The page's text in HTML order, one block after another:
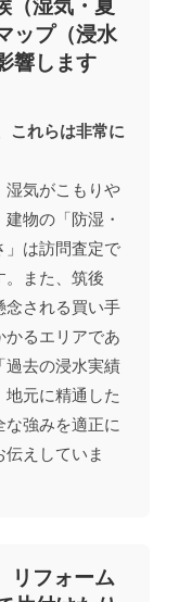
（湿気・夏
ップ（浸水
響します
これらは非常に
湿気がこもりや
物の「防湿・
」は訪問査定で
。また、筑後
念される買い手
かるエリアであ
過去の浸水実績
元に精通した
強みを適正に
えしていま
リフォーム